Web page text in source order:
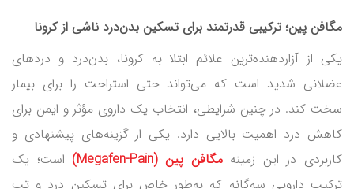
مگافن پین؛ ترکیبی قدرتمند برای تسکین بدن‌درد ناشی از کرونا
یکی از آزاردهنده‌ترین علائم ابتلا به کرونا، بدن‌درد و دردهای
عضلانی شدید است که می‌تواند حتی استراحت را برای بیمار
سخت کند. در چنین شرایطی، انتخاب یک داروی مؤثر و ایمن برای
کاهش درد اهمیت بالایی دارد. یکی از گزینه‌های پیشنهادی و
کاربردی در این زمینهمگافن پین (Megafen-Pain)
است؛ یک
ترکیب دارویی سه‌گانه که به‌طور خاص برای تسکین درد و تب